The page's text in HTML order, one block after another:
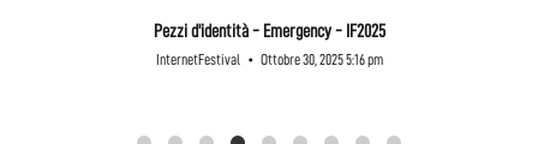
Pezzi d'identità - Emergency - IF2025
InternetFestival Ottobre 30, 2025 5:16 pm